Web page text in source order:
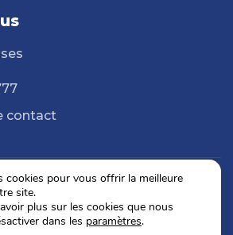
contact
de confidentialité
Mentions légales
cookies pour vous offrir la meilleure
site.
plus sur les cookies que nous
dans les paramètres.